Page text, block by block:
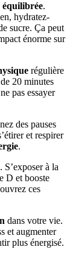
.
hydratez-
sucre. Ça peut
énorme sur
régulière
20 minutes
pas essayer
des pauses
et respirer
.
. S’exposer à la
D et booste
ces
dans votre vie.
et augmenter
plus énergisé.